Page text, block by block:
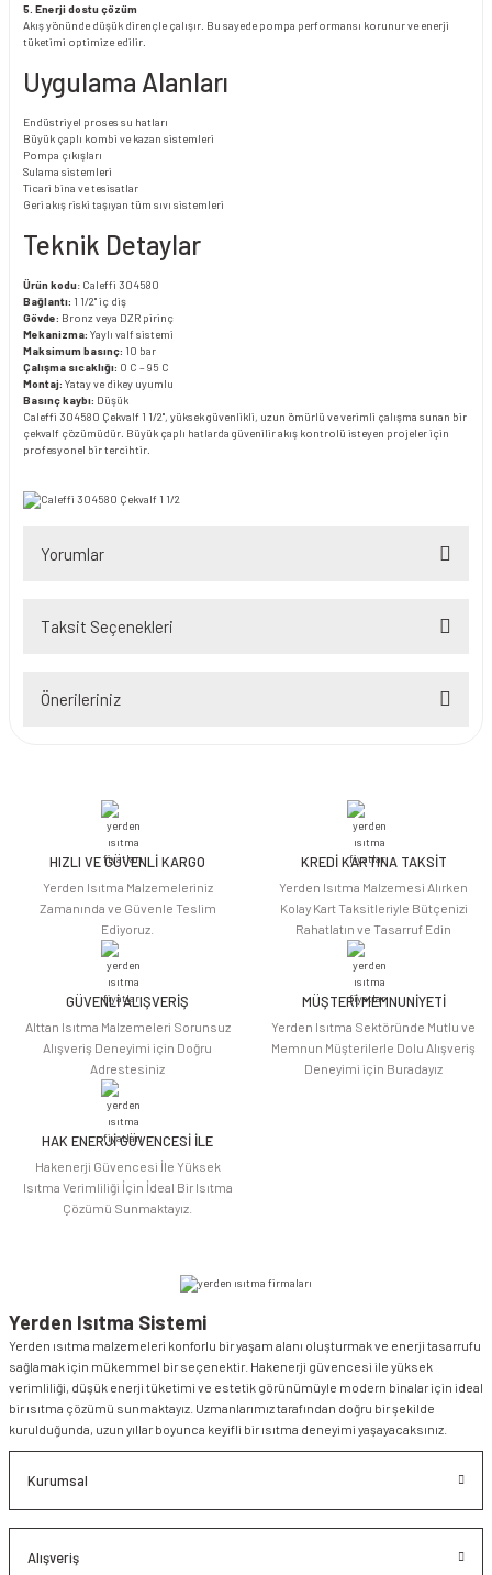
5. Enerji dostu çözüm
Akış yönünde düşük dirençle çalışır. Bu sayede pompa performansı korunur ve enerji
tüketimi optimize edilir.
Uygulama Alanları
Endüstriyel proses su hatları
Büyük çaplı kombi ve kazan sistemleri
Pompa çıkışları
Sulama sistemleri
Ticari bina ve tesisatlar
Geri akış riski taşıyan tüm sıvı sistemleri
Teknik Detaylar
Ürün kodu: Caleffi 304580
Bağlantı: 1 1/2" iç diş
Gövde: Bronz veya DZR pirinç
Mekanizma: Yaylı valf sistemi
Maksimum basınç: 10 bar
Çalışma sıcaklığı: 0 C – 95 C
Montaj: Yatay ve dikey uyumlu
Basınç kaybı: Düşük
Caleffi 304580 Çekvalf 1 1/2", yüksek güvenlikli, uzun ömürlü ve verimli çalışma sunan bir
çekvalf çözümüdür. Büyük çaplı hatlarda güvenilir akış kontrolü isteyen projeler için
profesyonel bir tercihtir.
Yorumlar
Taksit Seçenekleri
Önerileriniz
iletebilirsiniz.
Görüş ve önerileriniz için teşekkür ederiz.
Ürün açıklamasında eksik bilgiler bulunuyor.
Ürün bilgilerinde hatalar bulunuyor.
Ürün fiyatı diğer sitelerden daha pahalı.
Bu ürüne benzer farklı alternatifler olmalı.
HIZLI VE GÜVENLİ KARGO
Yerden Isıtma Malzemeleriniz
Zamanında ve Güvenle Teslim
Ediyoruz.
KREDİ KARTINA TAKSİT
Yerden Isıtma Malzemesi Alırken
Kolay Kart Taksitleriyle Bütçenizi
Rahatlatın ve Tasarruf Edin
GÜVENLİ ALIŞVERİŞ
Alttan Isıtma Malzemeleri Sorunsuz
Alışveriş Deneyimi için Doğru
Adrestesiniz
MÜŞTERİ MEMNUNİYETİ
Yerden Isıtma Sektöründe Mutlu ve
Memnun Müşterilerle Dolu Alışveriş
Deneyimi için Buradayız
HAK ENERJİ GÜVENCESİ İLE
Hakenerji Güvencesi İle Yüksek
Isıtma Verimliliği İçin İdeal Bir Isıtma
Çözümü Sunmaktayız.
Yerden Isıtma Sistemi
Yerden ısıtma malzemeleri konforlu bir yaşam alanı oluşturmak ve enerji tasarrufu
sağlamak için mükemmel bir seçenektir. Hakenerji güvencesi ile yüksek
verimliliği, düşük enerji tüketimi ve estetik görünümüyle modern binalar için ideal
bir ısıtma çözümü sunmaktayız. Uzmanlarımız tarafından doğru bir şekilde
kurulduğunda, uzun yıllar boyunca keyifli bir ısıtma deneyimi yaşayacaksınız.
Kurumsal
Alışveriş